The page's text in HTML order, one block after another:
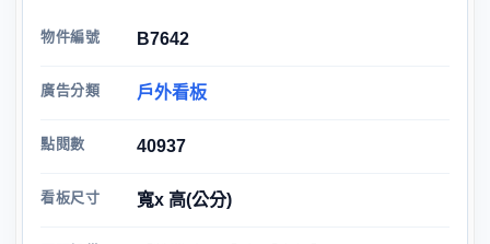
物件編號 B7642
廣告分類 戶外看板
點閱數 40937
看板尺寸 寬x 高(公分)